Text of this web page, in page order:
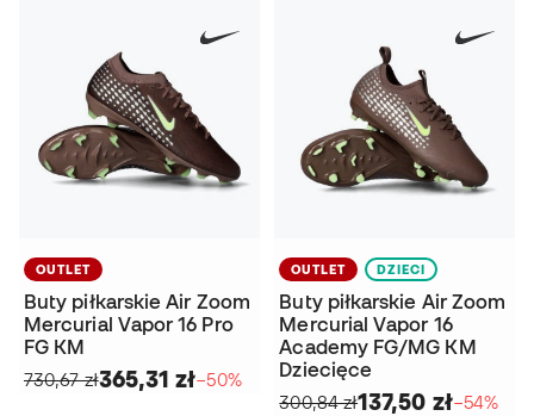
OUTLET
Buty piłkarskie Air Zoom
Mercurial Vapor 16 Pro
FG KM
730,67 zł365,31 zł−50%
OUTLET DZIECI
Buty piłkarskie Air Zoom
Mercurial Vapor 16
Academy FG/MG KM
Dziecięce
300,84 zł137,50 zł−54%